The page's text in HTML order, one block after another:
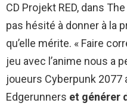
CD Projekt RED, dans
pas hésité à donner à la
qu’elle mérite. « Faire
jeu avec l’anime nous a
joueurs Cyberpunk
Edgerunners et générer